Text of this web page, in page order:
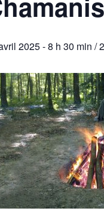
2025 - 8 h 30 min /